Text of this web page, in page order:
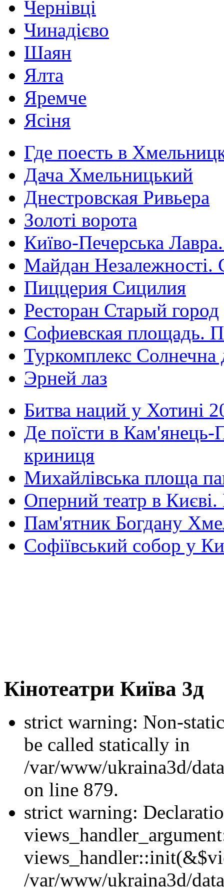
Чернівці
Чинадієво
Шаян
Ялта
Яремче
Ясіня
Где поесть в
Дача Хмельницький
Днестровская Ривьера
Золоті ворота
Київо-Печерська
Майдан Незалежності.
Пиццерия Сицилия
Ресторан Старый город
Софиевская площадь.
Туркомплекс Солнечна
Эрней лаз
Битва наций у Хотині
Де поїсти в Кам'янець-
криниця
Михайлівська площа
Оперний театр в
Пам'ятник Богдану
Софіївський собор у
Кінотеатри Київа 3д
strict warning: Non-
be called statically in
/var/www/ukraina3d/
on line 879.
strict warning:
/var/www/ukraina3d/